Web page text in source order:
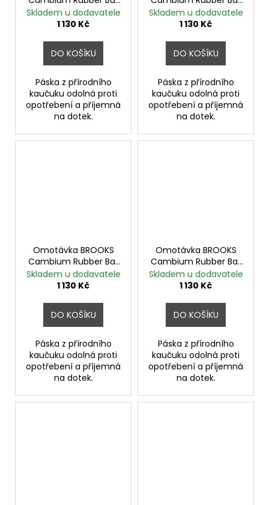
Tape BLACK
Skladem u dodavatele
1 130 Kč
DO KOŠÍKU
Páska z přírodního
kaučuku odolná proti
opotřebení a příjemná
na dotek.
Tape BRAUN
Skladem u dodavatele
1 130 Kč
DO KOŠÍKU
Páska z přírodního
kaučuku odolná proti
opotřebení a příjemná
na dotek.
Omotávka BROOKS
Cambium Rubber Bar
Tape MUD GREEN
Skladem u dodavatele
1 130 Kč
DO KOŠÍKU
Páska z přírodního
kaučuku odolná proti
opotřebení a příjemná
na dotek.
Omotávka BROOKS
Cambium Rubber Bar
Tape NATURAL
Skladem u dodavatele
1 130 Kč
DO KOŠÍKU
Páska z přírodního
kaučuku odolná proti
opotřebení a příjemná
na dotek.